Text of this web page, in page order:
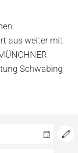
aus weiter mit
Schwabing